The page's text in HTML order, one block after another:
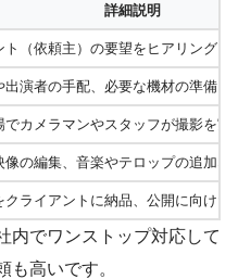
詳細説明
ト（依頼主）の要望をヒアリングし
出演者の手配、必要な機材の準備
でカメラマンやスタッフが撮影を実
像の編集、音楽やテロップの追加な
クライアントに納品、公開に向けた
内でワンストップ対応して
も高いです。